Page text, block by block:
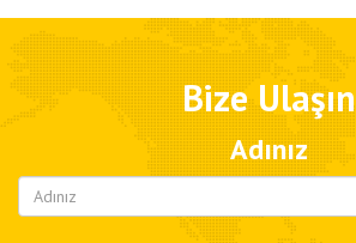
Bize Ulaşın
Adınız